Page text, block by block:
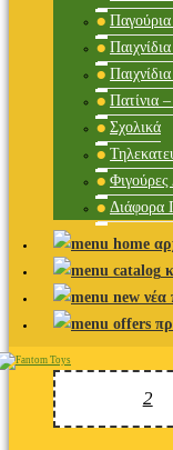
Πατίνια
Σχολικά
Διάφορα
νέα